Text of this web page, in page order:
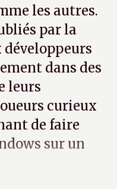
les autres.
par la
dans des
leurs
curieux
de faire
sur un